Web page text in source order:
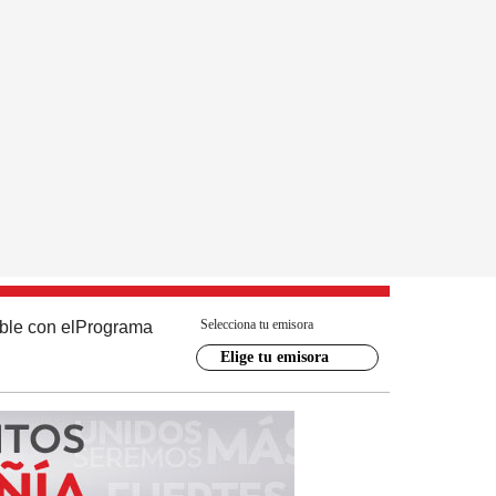
con el Programa Selecciona tu emisora
Elige tu emisora